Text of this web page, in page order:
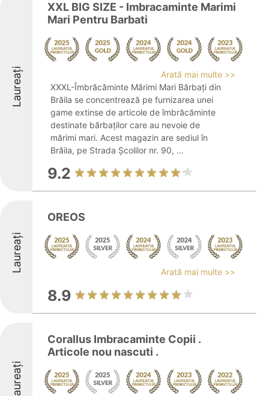
Laureați
XXL BIG SIZE - Imbracaminte Marimi
Mari Pentru Barbati
Arată mai multe >>
XXXL-Îmbrăcăminte Mărimi Mari Bărbați din
Brăila se concentrează pe furnizarea unei
game extinse de articole de îmbrăcăminte
destinate bărbaților care au nevoie de
mărimi mari. Acest magazin are sediul în
Brăila, pe Strada Școlilor nr. 90, ...
9.2
Laureați
OREOS
Arată mai multe >>
8.9
Laureați
Corallus Imbracaminte Copii .
Articole nou nascuti .